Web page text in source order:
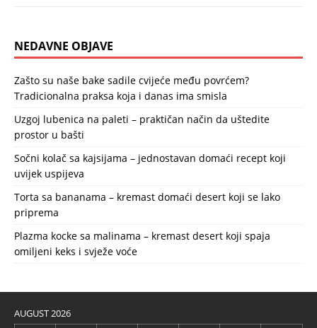
NEDAVNE OBJAVE
Zašto su naše bake sadile cvijeće među povrćem?
Tradicionalna praksa koja i danas ima smisla
Uzgoj lubenica na paleti – praktičan način da uštedite
prostor u bašti
Sočni kolač sa kajsijama – jednostavan domaći recept koji
uvijek uspijeva
Torta sa bananama – kremast domaći desert koji se lako
priprema
Plazma kocke sa malinama – kremast desert koji spaja
omiljeni keks i svježe voće
AUGUST 2026